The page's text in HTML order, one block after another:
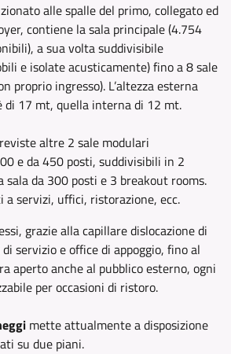
alle spalle del primo, collegato ed
contiene la sala principale (4.754
a sua volta suddivisibile
e isolate acusticamente) fino a 8 sale
proprio ingresso). L’altezza esterna
di 17 mt, quella interna di 12 mt.
altre 2 sale modulari
e da 450 posti, suddivisibili in 2
sala da 300 posti e 3 breakout rooms.
a servizi, uffici, ristorazione, ecc.
grazie alla capillare dislocazione di
servizio e office di appoggio, fino al
aperto anche al pubblico esterno, ogni
per occasioni di ristoro.
mette attualmente a disposizione
su due piani.